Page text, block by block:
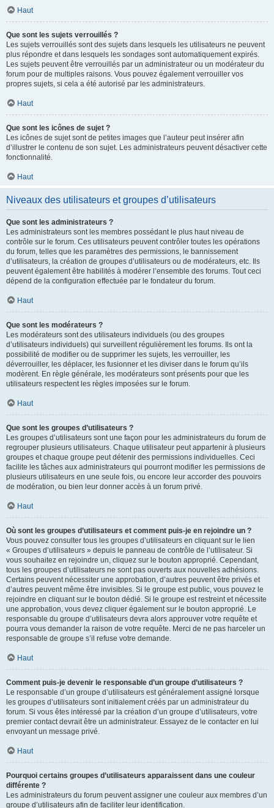
Haut
Que sont les sujets verrouillés ?
Les sujets verrouillés sont des sujets dans lesquels les utilisateurs ne peuvent
plus répondre et dans lesquels les sondages sont automatiquement expirés.
Les sujets peuvent être verrouillés par un administrateur ou un modérateur du
forum pour de multiples raisons. Vous pouvez également verrouiller vos
propres sujets, si cela a été autorisé par les administrateurs.
Haut
Que sont les icônes de sujet ?
Les icônes de sujet sont de petites images que l’auteur peut insérer afin
d’illustrer le contenu de son sujet. Les administrateurs peuvent désactiver cette
fonctionnalité.
Haut
Niveaux des utilisateurs et groupes d’utilisateurs
Que sont les administrateurs ?
Les administrateurs sont les membres possédant le plus haut niveau de
contrôle sur le forum. Ces utilisateurs peuvent contrôler toutes les opérations
du forum, telles que les paramètres des permissions, le bannissement
d’utilisateurs, la création de groupes d’utilisateurs ou de modérateurs, etc. Ils
peuvent également être habilités à modérer l’ensemble des forums. Tout ceci
dépend de la configuration effectuée par le fondateur du forum.
Haut
Que sont les modérateurs ?
Les modérateurs sont des utilisateurs individuels (ou des groupes
d’utilisateurs individuels) qui surveillent régulièrement les forums. Ils ont la
possibilité de modifier ou de supprimer les sujets, les verrouiller, les
déverrouiller, les déplacer, les fusionner et les diviser dans le forum qu’ils
modèrent. En règle générale, les modérateurs sont présents pour que les
utilisateurs respectent les règles imposées sur le forum.
Haut
Que sont les groupes d’utilisateurs ?
Les groupes d’utilisateurs sont une façon pour les administrateurs du forum de
regrouper plusieurs utilisateurs. Chaque utilisateur peut appartenir à plusieurs
groupes et chaque groupe peut détenir des permissions individuelles. Ceci
facilite les tâches aux administrateurs qui pourront modifier les permissions de
plusieurs utilisateurs en une seule fois, ou encore leur accorder des pouvoirs
de modération, ou bien leur donner accès à un forum privé.
Haut
Où sont les groupes d’utilisateurs et comment puis-je en rejoindre un ?
Vous pouvez consulter tous les groupes d’utilisateurs en cliquant sur le lien
« Groupes d’utilisateurs » depuis le panneau de contrôle de l’utilisateur. Si
vous souhaitez en rejoindre un, cliquez sur le bouton approprié. Cependant,
tous les groupes d’utilisateurs ne sont pas ouverts aux nouvelles adhésions.
Certains peuvent nécessiter une approbation, d’autres peuvent être privés et
d’autres peuvent même être invisibles. Si le groupe est public, vous pouvez le
rejoindre en cliquant sur le bouton dédié. Si le groupe est restreint et nécessite
une approbation, vous devez cliquer également sur le bouton approprié. Le
responsable du groupe d’utilisateurs devra alors approuver votre requête et
pourra vous demander la raison de votre requête. Merci de ne pas harceler un
responsable de groupe s’il refuse votre demande.
Haut
Comment puis-je devenir le responsable d’un groupe d’utilisateurs ?
Le responsable d’un groupe d’utilisateurs est généralement assigné lorsque
les groupes d’utilisateurs sont initialement créés par un administrateur du
forum. Si vous êtes intéressé par la création d’un groupe d’utilisateurs, votre
premier contact devrait être un administrateur. Essayez de le contacter en lui
envoyant un message privé.
Haut
Pourquoi certains groupes d’utilisateurs apparaissent dans une couleur
différente ?
Les administrateurs du forum peuvent assigner une couleur aux membres d’un
groupe d’utilisateurs afin de faciliter leur identification.